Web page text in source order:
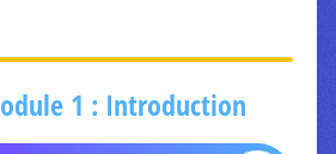
1 : Introduction